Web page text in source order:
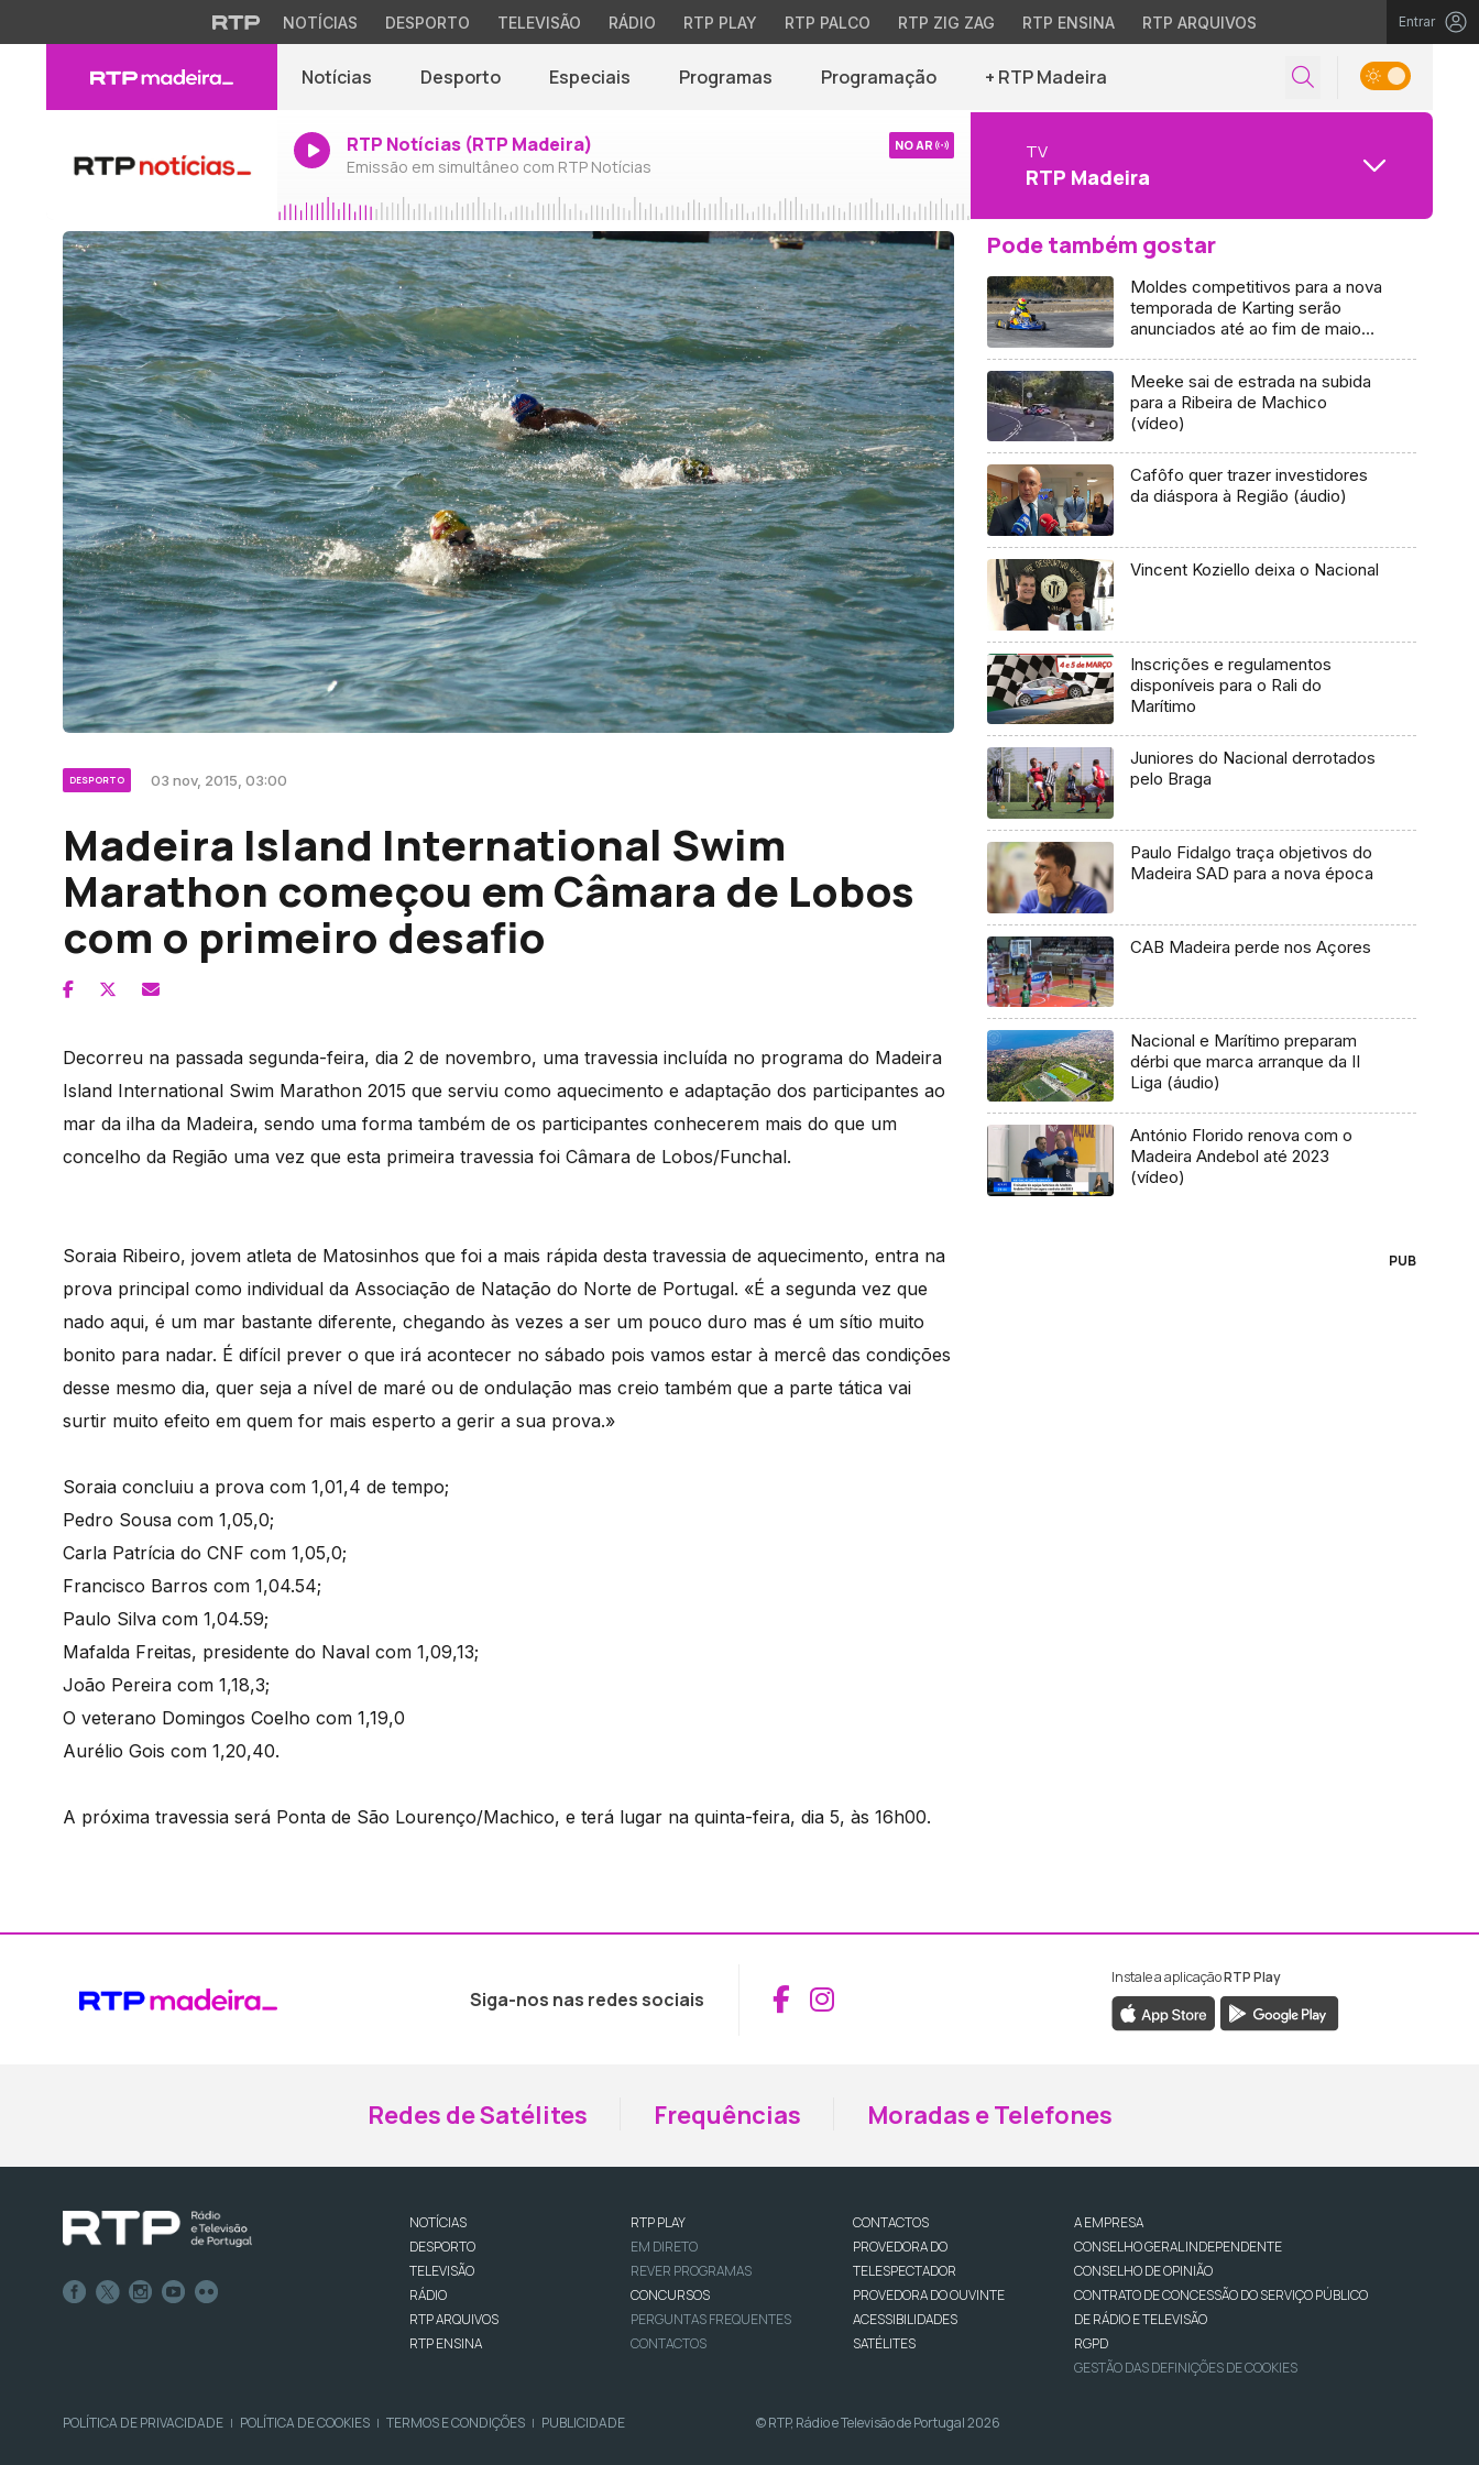
NOTÍCIAS DESPORTO TELEVISÃO RÁDIO RTP PLAY RTP PALCO RTP ZIG ZAG RTP ENSINA RTP ARQUIVOS Entrar
Notícias Desporto Especiais Programas Programação + RTP Madeira
RTP Notícias (RTP Madeira)
Emissão em simultâneo com RTP Notícias
NO AR TV
RTP Madeira
DESPORTO 03 nov, 2015, 03:00
Madeira Island International Swim
Marathon começou em Câmara de Lobos
com o primeiro desafio
Decorreu na passada segunda-feira, dia 2 de novembro, uma travessia incluída no programa do Madeira
Island International Swim Marathon 2015 que serviu como aquecimento e adaptação dos participantes ao
mar da ilha da Madeira, sendo uma forma também de os participantes conhecerem mais do que um
concelho da Região uma vez que esta primeira travessia foi Câmara de Lobos/Funchal.
Soraia Ribeiro, jovem atleta de Matosinhos que foi a mais rápida desta travessia de aquecimento, entra na
prova principal como individual da Associação de Natação do Norte de Portugal. «É a segunda vez que
nado aqui, é um mar bastante diferente, chegando às vezes a ser um pouco duro mas é um sítio muito
bonito para nadar. É difícil prever o que irá acontecer no sábado pois vamos estar à mercê das condições
desse mesmo dia, quer seja a nível de maré ou de ondulação mas creio também que a parte tática vai
surtir muito efeito em quem for mais esperto a gerir a sua prova.»
Soraia concluiu a prova com 1,01,4 de tempo;
Pedro Sousa com 1,05,0;
Carla Patrícia do CNF com 1,05,0;
Francisco Barros com 1,04.54;
Paulo Silva com 1,04.59;
Mafalda Freitas, presidente do Naval com 1,09,13;
João Pereira com 1,18,3;
O veterano Domingos Coelho com 1,19,0
Aurélio Gois com 1,20,40.
A próxima travessia será Ponta de São Lourenço/Machico, e terá lugar na quinta-feira, dia 5, às 16h00.
Pode também gostar
Moldes competitivos para a nova
temporada de Karting serão
anunciados até ao fim de maio
Meeke sai de estrada na subida
para a Ribeira de Machico
(vídeo)
Cafôfo quer trazer investidores
da diáspora à Região (áudio)
Vincent Koziello deixa o Nacional
Inscrições e regulamentos
disponíveis para o Rali do
Marítimo
Juniores do Nacional derrotados
pelo Braga
Paulo Fidalgo traça objetivos do
Madeira SAD para a nova época
CAB Madeira perde nos Açores
Nacional e Marítimo preparam
dérbi que marca arranque da II
Liga (áudio)
António Florido renova com o
Madeira Andebol até 2023
(vídeo)
PUB
Siga-nos nas redes sociais Aceder ao Facebook da RTP Madeira
Aceder ao Instagram da RTP Madeira
Instale a aplicaçãoRTP Play
Redes de Satélites Frequências Moradas e Telefones
NOTÍCIAS
DESPORTO
TELEVISÃO
RÁDIO
RTP ARQUIVOS
RTP ENSINA
RTP PLAY
EM DIRETO
REVER PROGRAMAS
CONCURSOS
PERGUNTAS FREQUENTES
CONTACTOS
CONTACTOS
PROVEDORA DO
TELESPECTADOR
PROVEDORA DO OUVINTE
ACESSIBILIDADES
SATÉLITES
A EMPRESA
CONSELHO GERAL INDEPENDENTE
CONSELHO DE OPINIÃO
CONTRATO DE CONCESSÃO DO SERVIÇO PÚBLICO
DE RÁDIO E TELEVISÃO
RGPD
GESTÃO DAS DEFINIÇÕES DE COOKIES
POLÍTICA DE PRIVACIDADE | POLÍTICA DE COOKIES | TERMOS E CONDIÇÕES | PUBLICIDADE © RTP, Rádio e Televisão de Portugal 2026